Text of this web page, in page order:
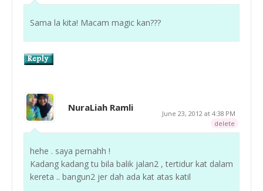
Sama la kita! Macam magic kan???
NuraLiah Ramli
June 23, 2012 at 4:38 PM
delete
hehe . saya pernahh !
Kadang kadang tu bila balik jalan2 , tertidur kat dalam
kereta .. bangun2 jer dah ada kat atas katil